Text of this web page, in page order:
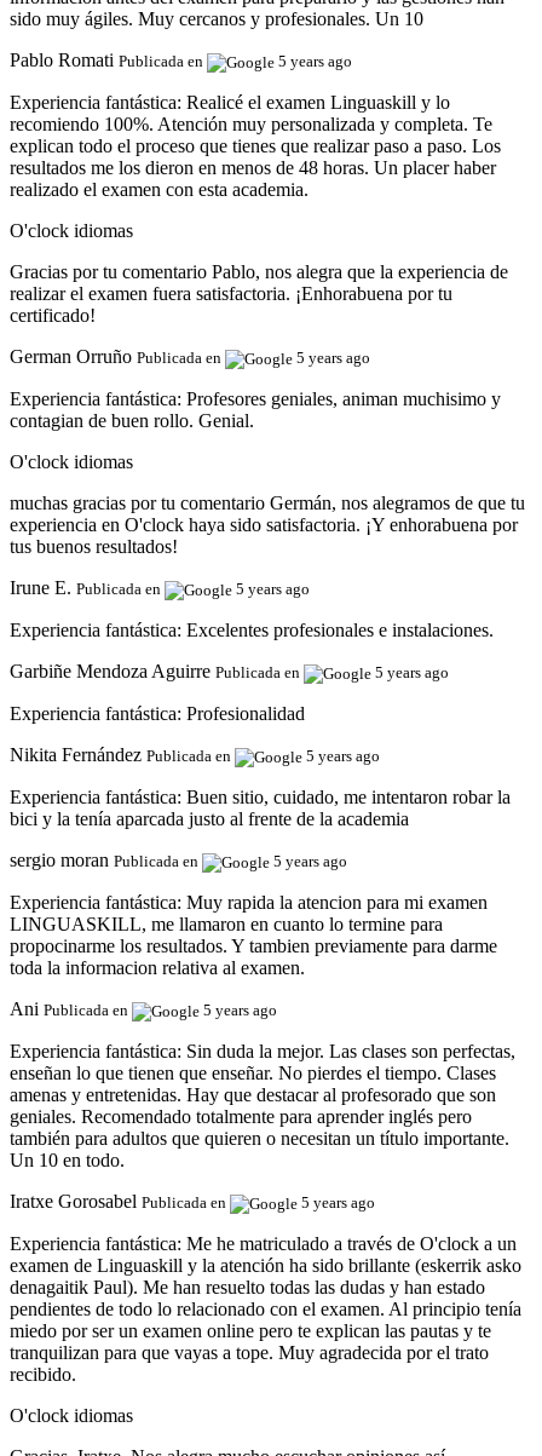
sido muy ágiles. Muy cercanos y profesionales. Un 10
Pablo Romati Publicada en 5 years ago
Experiencia fantástica: Realicé el examen Linguaskill y lo
recomiendo 100%. Atención muy personalizada y completa. Te
explican todo el proceso que tienes que realizar paso a paso. Los
resultados me los dieron en menos de 48 horas. Un placer haber
realizado el examen con esta academia.
O'clock idiomas
Gracias por tu comentario Pablo, nos alegra que la experiencia de
realizar el examen fuera satisfactoria. ¡Enhorabuena por tu
certificado!
German Orruño Publicada en 5 years ago
Experiencia fantástica: Profesores geniales, animan muchisimo y
contagian de buen rollo. Genial.
O'clock idiomas
muchas gracias por tu comentario Germán, nos alegramos de que tu
experiencia en O'clock haya sido satisfactoria. ¡Y enhorabuena por
tus buenos resultados!
Irune E. Publicada en 5 years ago
Experiencia fantástica: Excelentes profesionales e instalaciones.
Garbiñe Mendoza Aguirre Publicada en 5 years ago
Experiencia fantástica: Profesionalidad
Nikita Fernández Publicada en 5 years ago
Experiencia fantástica: Buen sitio, cuidado, me intentaron robar la
bici y la tenía aparcada justo al frente de la academia
sergio moran Publicada en 5 years ago
Experiencia fantástica: Muy rapida la atencion para mi examen
LINGUASKILL, me llamaron en cuanto lo termine para
propocinarme los resultados. Y tambien previamente para darme
toda la informacion relativa al examen.
Ani Publicada en 5 years ago
Experiencia fantástica: Sin duda la mejor. Las clases son perfectas,
enseñan lo que tienen que enseñar. No pierdes el tiempo. Clases
amenas y entretenidas. Hay que destacar al profesorado que son
geniales. Recomendado totalmente para aprender inglés pero
también para adultos que quieren o necesitan un título importante.
Un 10 en todo.
Iratxe Gorosabel Publicada en 5 years ago
Experiencia fantástica: Me he matriculado a través de O'clock a un
examen de Linguaskill y la atención ha sido brillante (eskerrik asko
denagaitik Paul). Me han resuelto todas las dudas y han estado
pendientes de todo lo relacionado con el examen. Al principio tenía
miedo por ser un examen online pero te explican las pautas y te
tranquilizan para que vayas a tope. Muy agradecida por el trato
recibido.
O'clock idiomas